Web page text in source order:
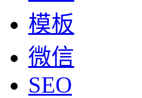
模板
微信
SEO